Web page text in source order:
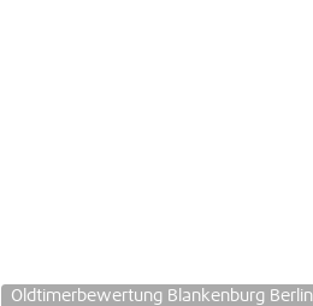
Oldtimerbewertung Blankenburg Berlin